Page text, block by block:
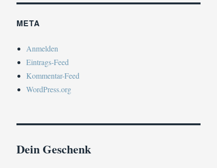
META
Anmelden
Eintrags-Feed
Kommentar-Feed
WordPress.org
Dein Geschenk